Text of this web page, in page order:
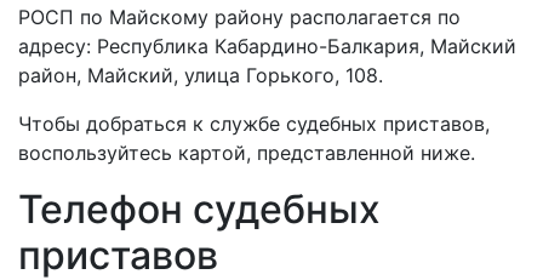
РОСП по Майскому району располагается по
адресу: Республика Кабардино-Балкария, Майский
район, Майский, улица Горького, 108.
Чтобы добраться к службе судебных приставов,
воспользуйтесь картой, представленной ниже.
Телефон судебных
приставов